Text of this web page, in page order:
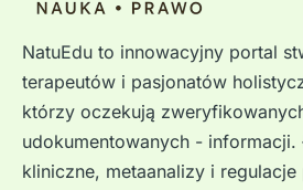
NatuEdu to innowacyjny portal
terapeutów i pasjonatów
którzy oczekują
udokumentowanych - informacji.
kliniczne, metaanalizy i